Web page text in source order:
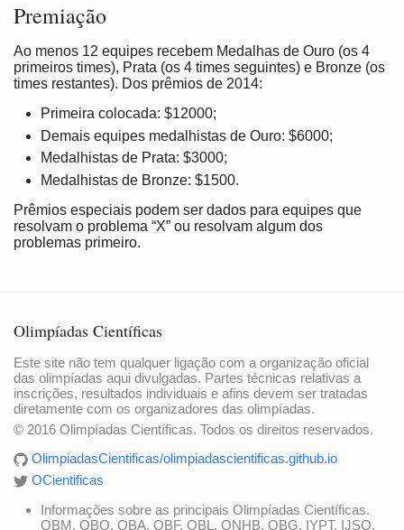
Premiação
Ao menos 12 equipes recebem Medalhas de Ouro (os 4
primeiros times), Prata (os 4 times seguintes) e Bronze (os
times restantes). Dos prêmios de 2014:
Primeira colocada: $12000;
Demais equipes medalhistas de Ouro: $6000;
Medalhistas de Prata: $3000;
Medalhistas de Bronze: $1500.
Prêmios especiais podem ser dados para equipes que
resolvam o problema “X” ou resolvam algum dos
problemas primeiro.
Olimpíadas Científicas
Este site não tem qualquer ligação com a organização oficial
das olimpíadas aqui divulgadas. Partes técnicas relativas a
inscrições, resultados individuais e afins devem ser tratadas
diretamente com os organizadores das olimpíadas.
© 2016 Olimpíadas Científicas. Todos os direitos reservados.
OlimpiadasCientificas/olimpiadascientificas.github.io
OCientificas
Informações sobre as principais Olimpíadas Científicas.
OBM, OBQ, OBA, OBF, OBL, ONHB, OBG, IYPT, IJSO,